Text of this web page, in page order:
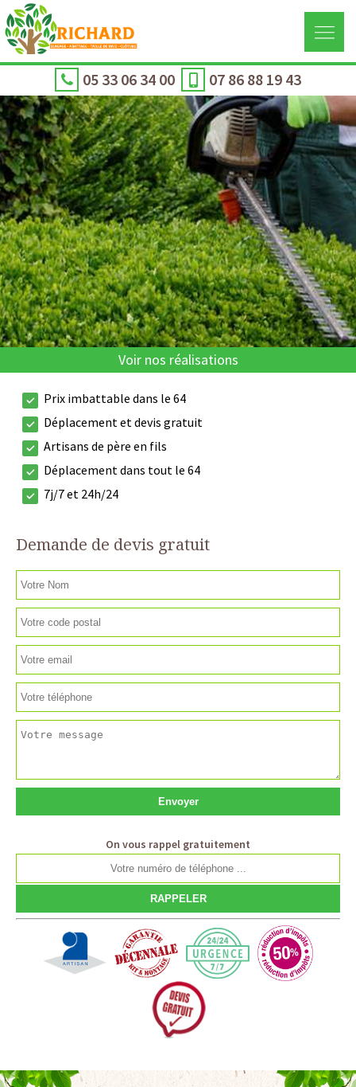
05 33 06 34 00 07 86 88 19 43
Voir nos réalisations
Prix imbattable dans le 64
Déplacement et devis gratuit
Artisans de père en fils
Déplacement dans tout le 64
7j/7 et 24h/24
Demande de devis gratuit
On vous rappel gratuitement